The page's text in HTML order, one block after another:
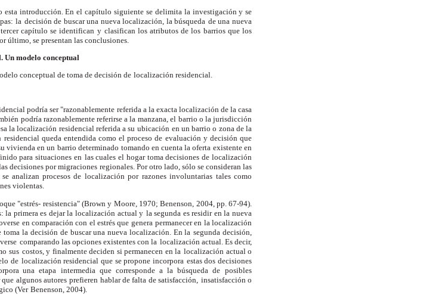
esta introducción. En el capítulo siguiente se delimita la investigación y se
la decisión de buscar una nueva localización, la búsqueda de una nueva
capítulo se identifican y clasifican los atributos de los barrios que los
último, se presentan las conclusiones.
Un modelo conceptual
conceptual de toma de decisión de localización residencial.
podría ser "razonablemente referida a la exacta localización de la casa
podría razonablemente referirse a la manzana, el barrio o la jurisdicción
la localización residencial referida a su ubicación en un barrio o zona de la
residencial queda entendida como el proceso de evaluación y decisión que
vivienda en un barrio determinado tomando en cuenta la oferta existente en
para situaciones en las cuales el hogar toma decisiones de localización
decisiones por migraciones regionales. Por otro lado, sólo se consideran las
analizan procesos de localización por razones involuntarias tales como
violentas.
"estrés- resistencia" (Brown y Moore, 1970; Benenson, 2004, pp. 67-94).
la primera es dejar la localización actual y la segunda es residir en la nueva
en comparación con el estrés que genera permanecer en la localización
toma la decisión de buscar una nueva localización. En la segunda decisión,
comparando las opciones existentes con la localización actual. Es decir,
sus costos, y finalmente deciden si permanecen en la localización actual o
de localización residencial que se propone incorpora estas dos decisiones
una etapa intermedia que corresponde a la búsqueda de posibles
algunos autores prefieren hablar de falta de satisfacción, insatisfacción o
(Ver Benenson, 2004).